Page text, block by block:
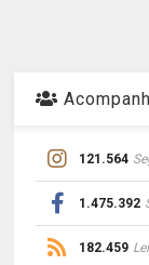
121.564
1.475.392
182.459